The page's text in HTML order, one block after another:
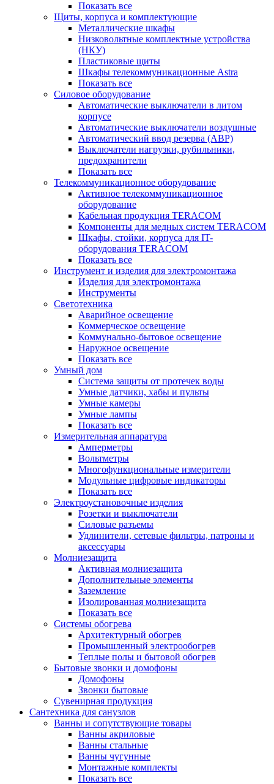
Показать все
Щиты, корпуса и комплектующие
Металлические шкафы
Низковольтные комплектные устройства
(НКУ)
Пластиковые щиты
Шкафы телекоммуникационные Astra
Показать все
Силовое оборудование
Автоматические выключатели в литом
корпусе
Автоматические выключатели воздушные
Автоматический ввод резерва (АВР)
Выключатели нагрузки, рубильники,
предохранители
Показать все
Телекоммуникационное оборудование
Активное телекоммуникационное
оборудование
Кабельная продукция TERACOM
Компоненты для медных систем TERACOM
Шкафы, стойки, корпуса для IT-
оборудования TERACOM
Показать все
Инструмент и изделия для электромонтажа
Изделия для электромонтажа
Инструменты
Светотехника
Аварийное освещение
Коммерческое освещение
Коммунально-бытовое освещение
Наружное освещение
Показать все
Умный дом
Система защиты от протечек воды
Умные датчики, хабы и пульты
Умные камеры
Умные лампы
Показать все
Измерительная аппаратура
Амперметры
Вольтметры
Многофункциональные измерители
Модульные цифровые индикаторы
Показать все
Электроустановочные изделия
Розетки и выключатели
Силовые разъемы
Удлинители, сетевые фильтры, патроны и
аксессуары
Молниезащита
Активная молниезащита
Дополнительные элементы
Заземление
Изолированная молниезащита
Показать все
Системы обогрева
Архитектурный обогрев
Промышленный электрообогрев
Теплые полы и бытовой обогрев
Бытовые звонки и домофоны
Домофоны
Звонки бытовые
Сувенирная продукция
Сантехника для санузлов
Ванны и сопутствующие товары
Ванны акриловые
Ванны стальные
Ванны чугунные
Монтажные комплекты
Показать все